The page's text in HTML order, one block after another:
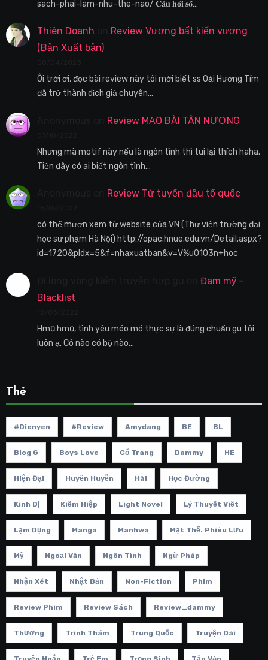
sach-phai-lam-nhu-the-nao/ 𝐂𝐚̂𝐮 𝐡𝐨̉𝐢 𝐬𝐨̂́…
Thiên Doanh
Review Vương bất kiến vương
(Bản Xuất bản)
Ôi trời ơi, đọc bài review này tôi mới biết ss Oải Hương Tím
đã trở thành dịch giả chuyên…
Review MẠO BÀI TÂN NƯƠNG
Nhưng mà motif này nếu là ngôn tình thì tui lại thích haha.
Tiện đây có ai biết ngôn tình…
Review Từ tuyến đầu tổ quốc
có thể mượn xem từ website của VN (Thư viện trường đại
học sư phạm Hà Nội) http://opac.hnue.edu.vn/Detail.aspx?
id=1720&pIdx=5&f=nhaxuatban&v=V%u0103n+hoc
Đam mỹ –
Blacklist
Hmũ hmũ, tình yêu méo mó thực sự là đúng chuẩn gu tôi
luôn ạ. Cô nào có bộ nào…
Thẻ
#dienyen #review Amydang BE BL
Blog G Boys Love Cổ Trang Dammy HE
Hiện Đại Huyền Huyễn Hài Học Đường
Kinh Dị Kiếm Hiệp Light Novel Lý Thuyết Viết
Lạm Dụng Manga Manhwa Mạt Thế. Phiêu Lưu
Mỹ Ngoại Văn Ngôn Tình Ngữ Pháp
Nhận Xét Nhật Bản Non-Fiction Phim
Review Phim Review Sách Review_dammy
Thương Trinh Thám Trung Quốc Truyện Dài